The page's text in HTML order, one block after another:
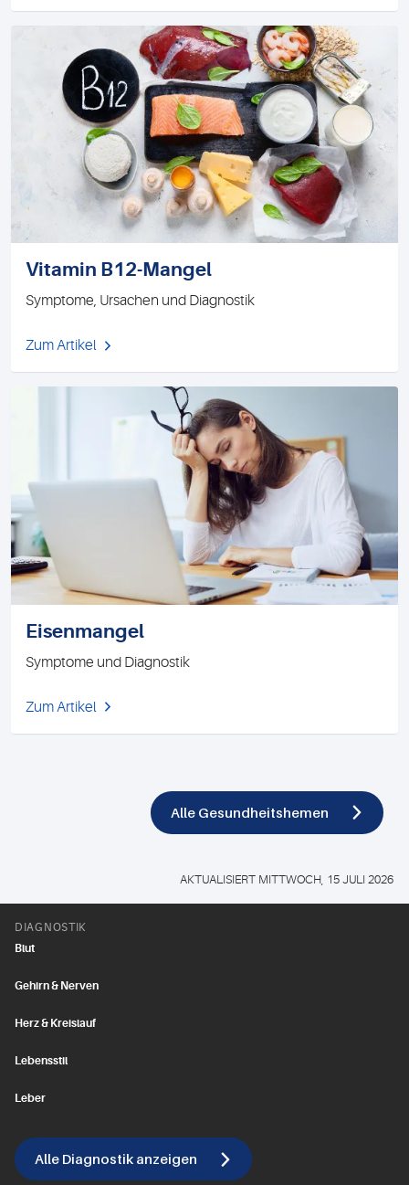
Vitamin B12-Mangel
Symptome, Ursachen und Diagnostik
Zum Artikel
Eisenmangel
Symptome und Diagnostik
Zum Artikel
Alle Gesundheitshemen
AKTUALISIERT MITTWOCH, 15 JULI 2026
DIAGNOSTIK
Blut
Gehirn & Nerven
Herz & Kreislauf
Lebensstil
Leber
Alle Diagnostik anzeigen